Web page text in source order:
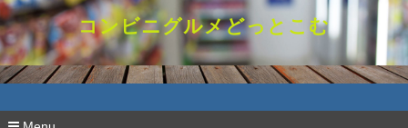
コンビニグルメどっとこむ